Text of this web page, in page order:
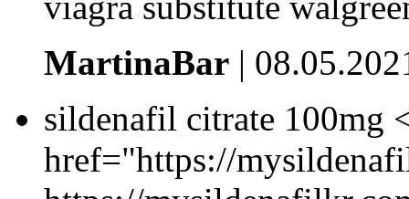
MartinaBar |
sildenafil citrate 100mg
href="https://